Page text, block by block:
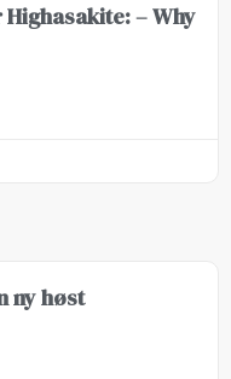
– Why
ny høst